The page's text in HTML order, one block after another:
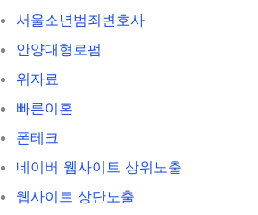
서울소년범죄변호사
안양대형로펌
위자료
빠른이혼
폰테크
네이버 웹사이트 상위노출
웹사이트 상단노출